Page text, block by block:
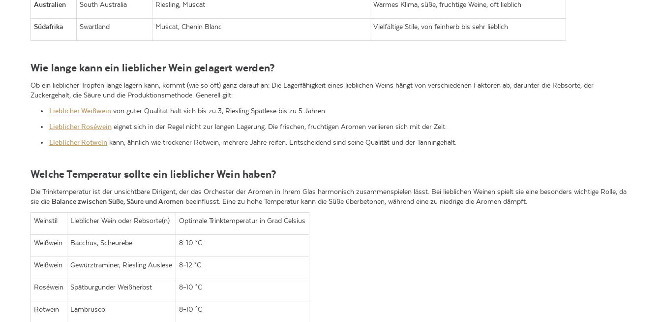
Australien South Australia Riesling, Muscat Warmes Klima, süße, fruchtige Weine, oft lieblich
Südafrika Swartland Muscat, Chenin Blanc Vielfältige Stile, von feinherb bis sehr lieblich
Wie lange kann ein lieblicher Wein gelagert werden?
Ob ein lieblicher Tropfen lange lagern kann, kommt (wie so oft) ganz darauf an: Die Lagerfähigkeit eines lieblichen Weins hängt von verschiedenen Faktoren ab, darunter die Rebsorte, der
Zuckergehalt, die Säure und die Produktionsmethode. Generell gilt:
Lieblicher Weißwein von guter Qualität hält sich bis zu 3, Riesling Spätlese bis zu 5 Jahren.
Lieblicher Roséwein eignet sich in der Regel nicht zur langen Lagerung. Die frischen, fruchtigen Aromen verlieren sich mit der Zeit.
Lieblicher Rotwein kann, ähnlich wie trockener Rotwein, mehrere Jahre reifen. Entscheidend sind seine Qualität und der Tanningehalt.
Welche Temperatur sollte ein lieblicher Wein haben?
Die Trinktemperatur ist der unsichtbare Dirigent, der das Orchester der Aromen in Ihrem Glas harmonisch zusammenspielen lässt. Bei lieblichen Weinen spielt sie eine besonders wichtige Rolle, da
sie die Balance zwischen Süße, Säure und Aromen beeinflusst. Eine zu hohe Temperatur kann die Süße überbetonen, während eine zu niedrige die Aromen dämpft.
Weinstil Lieblicher Wein oder Rebsorte(n) Optimale Trinktemperatur in Grad Celsius
Weißwein Bacchus, Scheurebe 8–10 °C
Weißwein Gewürztraminer, Riesling Auslese 8–12 °C
Roséwein Spätburgunder Weißherbst 8–10 °C
Rotwein Lambrusco 8–10 °C